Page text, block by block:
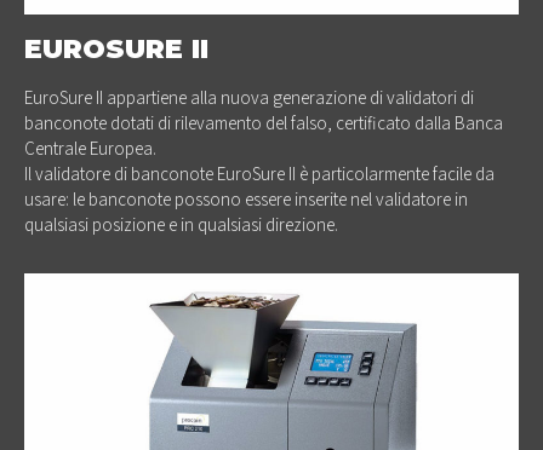
EUROSURE II
EuroSure II appartiene alla nuova generazione di validatori di
banconote dotati di rilevamento del falso, certificato dalla Banca
Centrale Europea.
Il validatore di banconote EuroSure II è particolarmente facile da
usare: le banconote possono essere inserite nel validatore in
qualsiasi posizione e in qualsiasi direzione.